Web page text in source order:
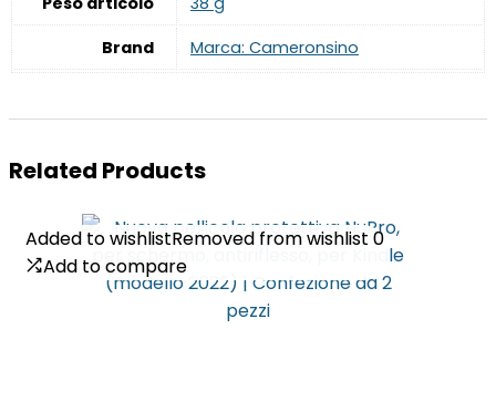
Brand
Marca: Cameronsino
Related Products
Added to wishlistRemoved from wishlist 0
Add to compare
Added to wishlistRemoved from wishlist 0
Add to compare